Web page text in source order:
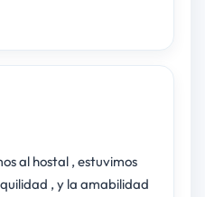
al hostal , estuvimos
la amabilidad